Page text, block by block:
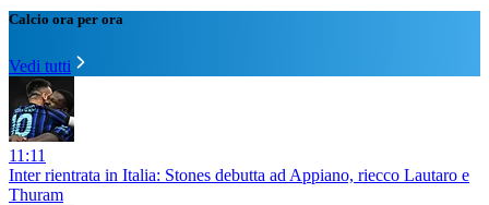
Calcio ora per ora
Vedi tutti
11:11
Inter rientrata in Italia: Stones debutta ad Appiano, riecco Lautaro e
Thuram